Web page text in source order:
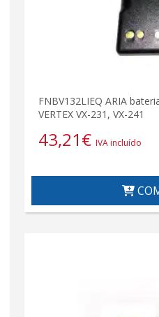
FNBV132LIEQ ARIA
VERTEX VX-231, VX-241
43,21€ IVA incluído